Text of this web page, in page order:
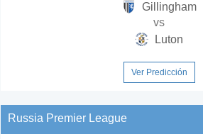
Gillingham
vs
Luton
Ver Predicción
Russia Premier League